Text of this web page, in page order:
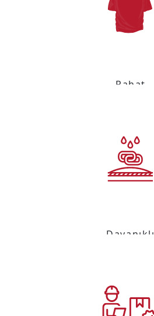
Rahat
Dayanıklı